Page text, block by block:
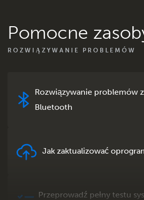
Pomocne
ROZWIĄZYWANIE PROBLEMÓW
Rozwiązywanie problemów
Bluetooth
Jak zaktualizować
Przeprowadź pełny testu